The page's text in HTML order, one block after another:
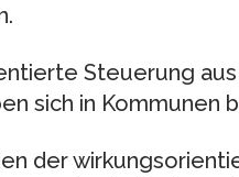
Steuerung
sich in Kommunen
der